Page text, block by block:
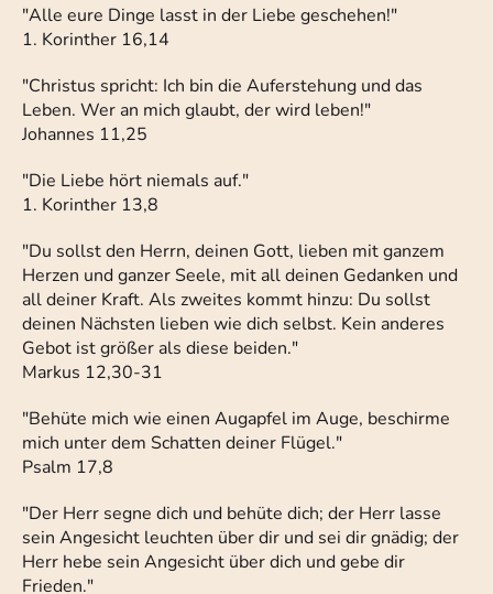
"Alle eure Dinge lasst in der Liebe geschehen!"
1. Korinther 16,14
"Christus spricht: Ich bin die Auferstehung und das
Leben. Wer an mich glaubt, der wird leben!"
Johannes 11,25
"Die Liebe hört niemals auf."
1. Korinther 13,8
"Du sollst den Herrn, deinen Gott, lieben mit ganzem
Herzen und ganzer Seele, mit all deinen Gedanken und
all deiner Kraft. Als zweites kommt hinzu: Du sollst
deinen Nächsten lieben wie dich selbst. Kein anderes
Gebot ist größer als diese beiden."
Markus 12,30-31
"Behüte mich wie einen Augapfel im Auge, beschirme
mich unter dem Schatten deiner Flügel."
Psalm 17,8
"Der Herr segne dich und behüte dich; der Herr lasse
sein Angesicht leuchten über dir und sei dir gnädig; der
Herr hebe sein Angesicht über dich und gebe dir
Frieden."